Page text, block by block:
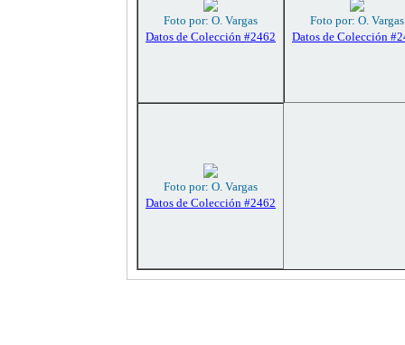
Foto por: O. Vargas
Datos de Colección #2462
Foto por: O. Vargas
Datos de Colección
Foto por: O. Vargas
Datos de Colección #2462